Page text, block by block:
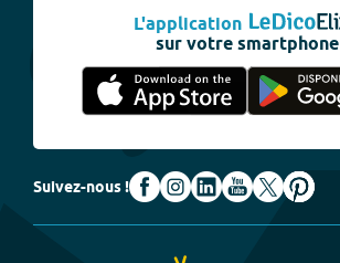
L'application
sur votre smartphone
Suivez-nous !